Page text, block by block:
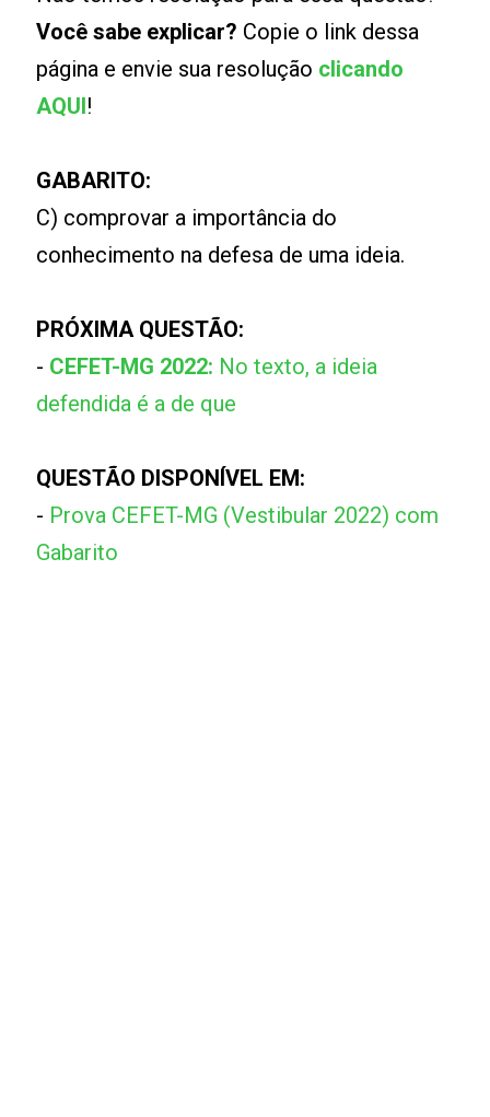
Você sabe explicar? Copie o link dessa
página e envie sua resolução clicando
AQUI!
GABARITO:
C) comprovar a importância do
conhecimento na defesa de uma ideia.
PRÓXIMA QUESTÃO:
- CEFET-MG 2022: No texto, a ideia
defendida é a de que
QUESTÃO DISPONÍVEL EM:
- Prova CEFET-MG (Vestibular 2022) com
Gabarito